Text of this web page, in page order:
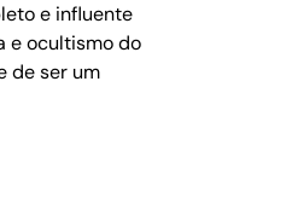
e influente
e ocultismo do
de ser um